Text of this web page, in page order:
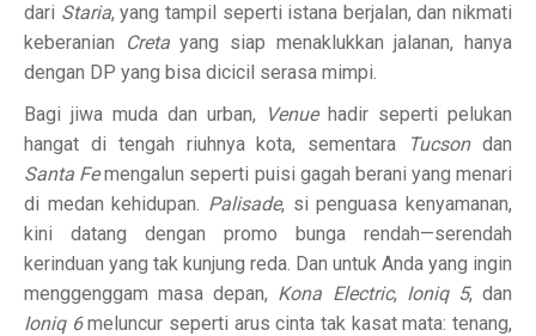
dari Staria, yang tampil seperti istana berjalan, dan nikmati
keberanian
Cretayang siap menaklukkan jalanan, hanya
dengan DP yang bisa dicicil serasa mimpi.
Bagi jiwa muda dan urban,
Venuehadir seperti pelukan
hangat di tengah riuhnya kota, sementara
Tucsondan
Santa Femengalun seperti puisi gagah berani yang menari
di medan kehidupan. Palisade, si penguasa kenyamanan,
kini datang dengan promo bunga rendah—serendah
kerinduan yang tak kunjung reda. Dan untuk Anda yang ingin
menggenggam masa depan, Kona Electric, Ioniq 5, dan
Ioniq 6meluncur seperti arus cinta tak kasat mata: tenang,